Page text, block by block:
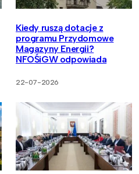
Kiedy ruszą dotacje z
programu Przydomowe
Magazyny Energii?
NFOŚiGW odpowiada
22-07-2026